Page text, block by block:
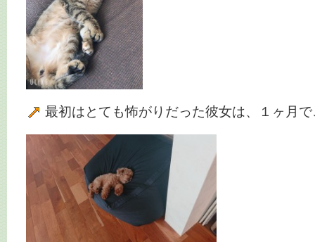
最初はとても怖がりだった彼女は、１ヶ月